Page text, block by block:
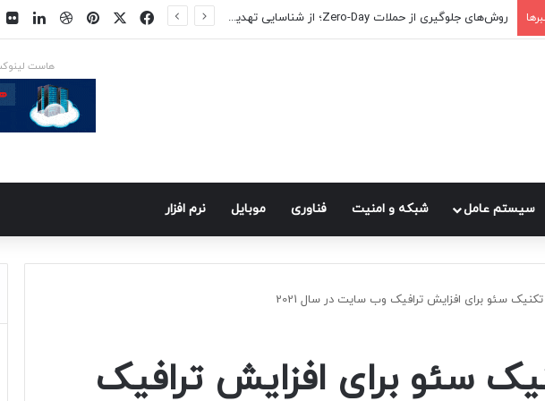
اپلیکیشن پیام‌رسان ایکس در راه است فیسبوک
ایکس پینتریستدریبببل
هاست
سيستم عامل شبكه و امنيت فناوری موبايل نرم افزار
سئو برای افزایش ترافیک وب سایت در سال 2021
سئو برای افزایش ترافیک